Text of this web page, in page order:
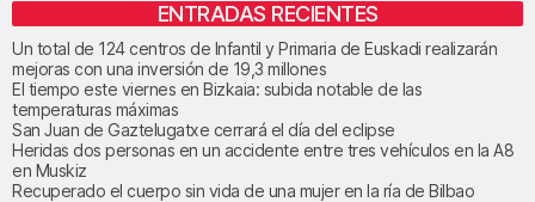
ENTRADAS RECIENTES
Un total de 124 centros de Infantil y Primaria de Euskadi realizarán
mejoras con una inversión de 19,3 millones
El tiempo este viernes en Bizkaia: subida notable de las
temperaturas máximas
San Juan de Gaztelugatxe cerrará el día del eclipse
Heridas dos personas en un accidente entre tres vehículos en la A8
en Muskiz
Recuperado el cuerpo sin vida de una mujer en la ría de Bilbao